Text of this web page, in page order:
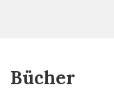
Bücher